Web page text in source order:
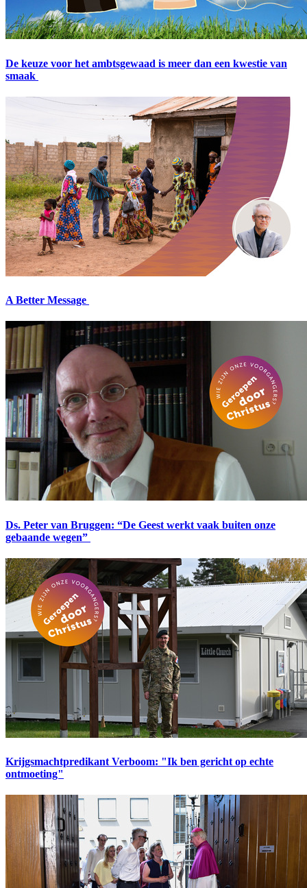
De keuze voor het ambtsgewaad is meer dan een kwestie van
smaak
A Better Message
Ds. Peter van Bruggen: “De Geest werkt vaak buiten onze
gebaande wegen”
Krijgsmachtpredikant Verboom: "Ik ben gericht op echte
ontmoeting"